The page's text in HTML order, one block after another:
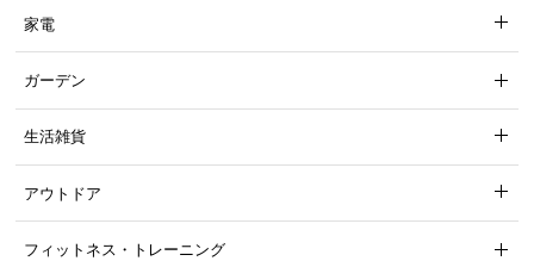
家電
ガーデン
生活雑貨
アウトドア
フィットネス・トレーニング